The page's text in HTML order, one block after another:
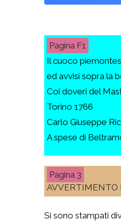
F1
Il cuoco
ed avvisi sopra la
Coi doveri del
Torino 1766
Carlo Giuseppe
A spese di
3
AVVERTIMENTO
Si sono stampati